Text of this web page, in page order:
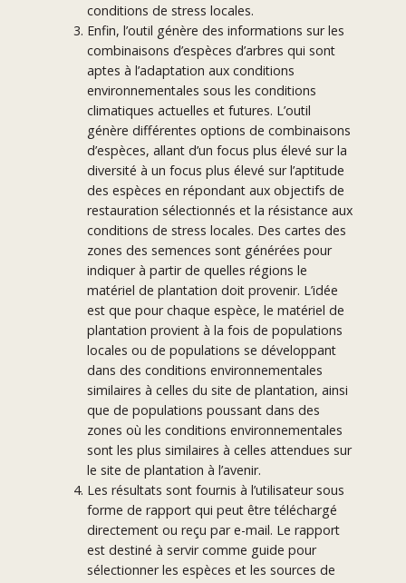
conditions de stress locales.
Enfin, l’outil génère des informations sur les
combinaisons d’espèces d’arbres qui sont
aptes à l’adaptation aux conditions
environnementales sous les conditions
climatiques actuelles et futures. L’outil
génère différentes options de combinaisons
d’espèces, allant d’un focus plus élevé sur la
diversité à un focus plus élevé sur l’aptitude
des espèces en répondant aux objectifs de
restauration sélectionnés et la résistance aux
conditions de stress locales. Des cartes des
zones des semences sont générées pour
indiquer à partir de quelles régions le
matériel de plantation doit provenir. L’idée
est que pour chaque espèce, le matériel de
plantation provient à la fois de populations
locales ou de populations se développant
dans des conditions environnementales
similaires à celles du site de plantation, ainsi
que de populations poussant dans des
zones où les conditions environnementales
sont les plus similaires à celles attendues sur
le site de plantation à l’avenir.
Les résultats sont fournis à l’utilisateur sous
forme de rapport qui peut être téléchargé
directement ou reçu par e-mail. Le rapport
est destiné à servir comme guide pour
sélectionner les espèces et les sources de